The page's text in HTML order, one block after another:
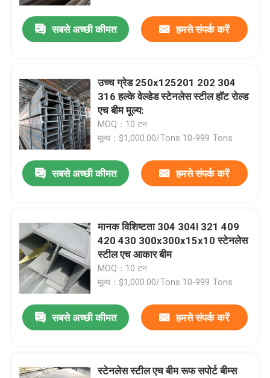
उत्पाद
वीडियो
हमारे बारे में
सबसे अच्छी कीमत हमसे संपर्क करें
उच्च ग्रेड 250x125201 202 304
316 हल्के वेल्डेड स्टेनलेस स्टील हॉट रोल्ड
एच बीम मूल्य:
MOQ：10 टन
मूल्य：$1,000.00/Tons 10-999 Tons
सबसे अच्छी कीमत हमसे संपर्क करें
मानक विशिष्टता 304 304l 321 409
420 430 300x300x15x10 स्टेनलेस
स्टील एच आकार बीम
MOQ：10 टन
मूल्य：$1,000.00/Tons 10-999 Tons
सबसे अच्छी कीमत हमसे संपर्क करें
स्टेनलेस स्टील एच बीम रूफ सपोर्ट बीम्स